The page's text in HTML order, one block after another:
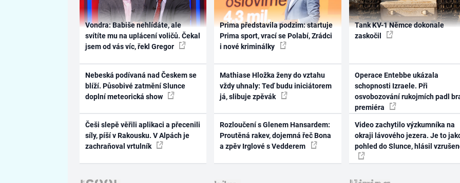
Vondra: Babiše nehlídáte, ale
svítíte mu na uplácení voličů. Čekal
jsem od vás víc, řekl Gregor
Nebeská podívaná nad Českem se
blíží. Působivé zatmění Slunce
doplní meteorická show
Češi slepě věřili aplikaci a přecenili
síly, píší v Rakousku. V Alpách je
zachraňoval vrtulník
Prima představila podzim: startuje
Prima sport, vrací se Polabí, Zrádci
i nové kriminálky
Mathiase Hložka ženy do vztahu
vždy uhnaly: Teď budu iniciátorem
já, slibuje zpěvák
Rozloučení s Glenem Hansardem:
Proutěná rakev, dojemná řeč Bona
a zpěv Irglové s Vedderem
Tank KV-1 Němce dokonale
zaskočil
Operace Entebbe ukázala
schopnosti Izraele. Při
osvobozování rukojmích padl
premiéra
Video zachytilo výzkumníka na
okraji lávového jezera. Je to
pohled do Slunce, hlásil